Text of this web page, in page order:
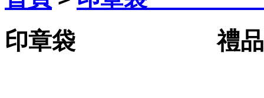
印章袋 禮品王禮